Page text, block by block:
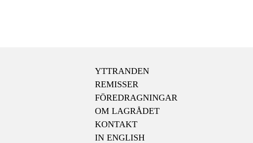
YTTRANDEN
REMISSER
FÖREDRAGNINGAR
OM LAGRÅDET
KONTAKT
IN ENGLISH